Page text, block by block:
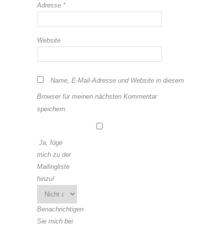
Adresse *
Website
Name, E-Mail-Adresse und Website in diesem
Browser für meinen nächsten Kommentar
speichern.
Ja, füge
mich zu der
Mailingliste
hinzu!
Benachrichtigen
Sie mich bei